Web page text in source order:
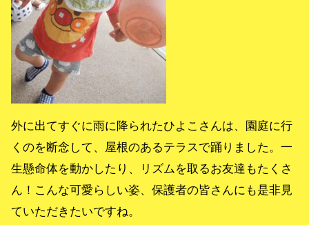
外に出てすぐに雨に降られたひよこさんは、園庭に行
くのを断念して、屋根のあるテラスで踊りました。一
生懸命体を動かしたり、リズムを取るお友達もたくさ
ん！こんな可愛らしい姿、保護者の皆さんにも是非見
ていただきたいですね。